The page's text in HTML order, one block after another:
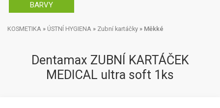
BARVY
KOSMETIKA » ÚSTNÍ HYGIENA » Zubní kartáčky » Měkké
Dentamax ZUBNÍ KARTÁČEK
MEDICAL ultra soft 1ks